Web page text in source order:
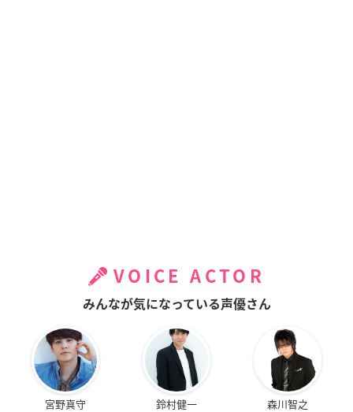
VOICE ACTOR
みんなが気になっている声優さん
宮野真守 鈴村健一 森川智之